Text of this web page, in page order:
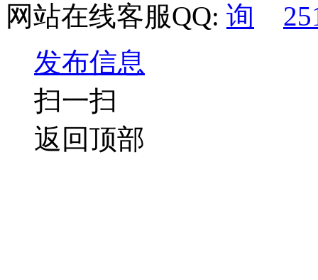
网站在线客服QQ:
发布信息
扫一扫
返回顶部